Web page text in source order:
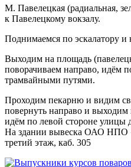
М. Павелецкая (радиальная,
к Павелецкому вокзалу.
Поднимаемся по эскалатору
Выходим на площадь
поворачиваем направо, идём
трамвайными путями.
Проходим пекарню и видим
повернуть направо и
идём по левой стороне улицы
На здании вывеска ОАО НПО
третий этаж, каб. 305